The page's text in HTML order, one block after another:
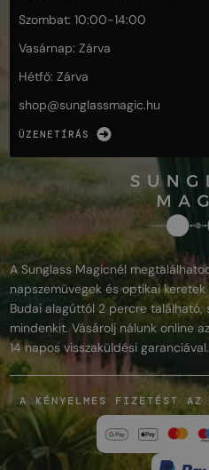
Szombat: 10:00-14:00
Vasárnap: Zárva
Hétfő: Zárva
shop@sunglassmagic.hu
ÜZENETÍRÁS
A Sunglass Magicnél
napszemüvegek és optikai
Budai alagúttól 2 percre található,
mindenkit. Vásárolj nálunk online
14 napos visszaküldési garanciával.
A KÉNYELMES FIZETÉST